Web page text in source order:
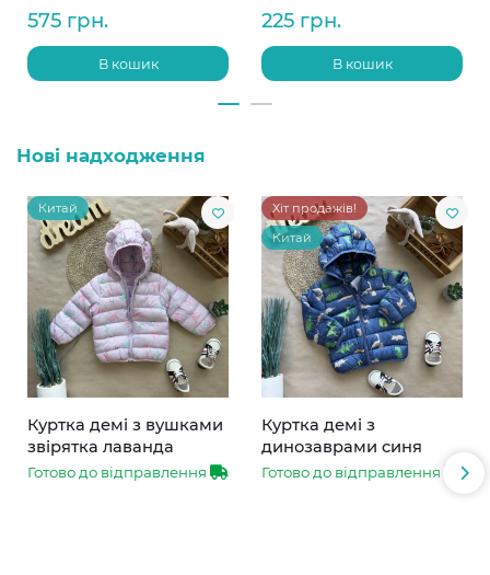
575 грн.
В кошик
225 грн.
В кошик
Нові надходження
Китай
Куртка демі з вушками
звірятка лаванда
Готово до відправлення
Хіт продажів!
Китай
Куртка демі з
динозаврами синя
Готово до відправлення